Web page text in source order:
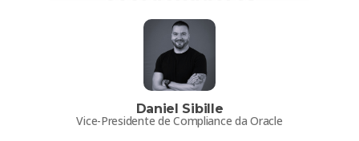
Daniel Sibille
Vice-Presidente de Compliance da Oracle